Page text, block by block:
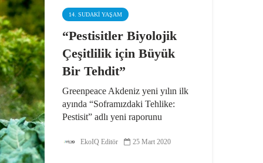
Zonguldak kömür...
14. SUDAKI YAŞAM
“Pestisitler Biyolojik
Çeşitlilik için Büyük
Bir Tehdit”
Greenpeace Akdeniz yeni yılın ilk
ayında “Soframızdaki Tehlike:
Pestisit” adlı yeni raporunu
mühendisi Bülent Şık ile birlikte
EkoIQ Editör 25 Mart 2020